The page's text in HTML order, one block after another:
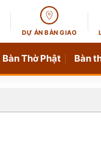
DỰ ÁN BÀN GIAO
Bàn Thờ Phật Bàn